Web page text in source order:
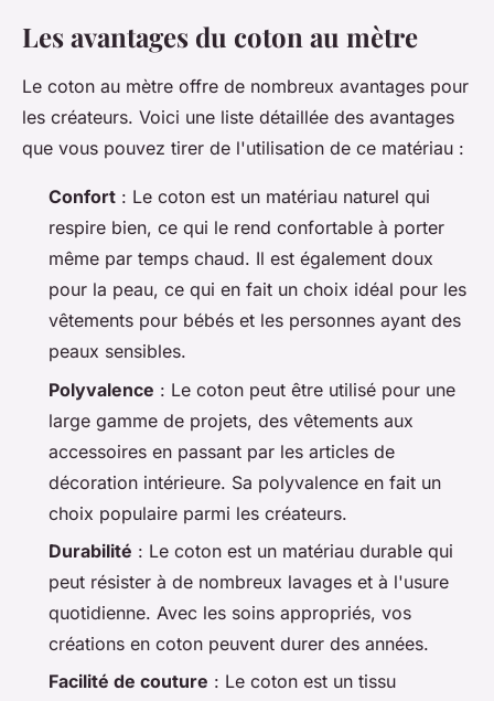
Les avantages du coton au mètre
Le coton au mètre offre de nombreux avantages pour
les créateurs. Voici une liste détaillée des avantages
que vous pouvez tirer de l'utilisation de ce matériau :
Confort : Le coton est un matériau naturel qui
respire bien, ce qui le rend confortable à porter
même par temps chaud. Il est également doux
pour la peau, ce qui en fait un choix idéal pour les
vêtements pour bébés et les personnes ayant des
peaux sensibles.
Polyvalence : Le coton peut être utilisé pour une
large gamme de projets, des vêtements aux
accessoires en passant par les articles de
décoration intérieure. Sa polyvalence en fait un
choix populaire parmi les créateurs.
Durabilité : Le coton est un matériau durable qui
peut résister à de nombreux lavages et à l'usure
quotidienne. Avec les soins appropriés, vos
créations en coton peuvent durer des années.
Facilité de couture : Le coton est un tissu